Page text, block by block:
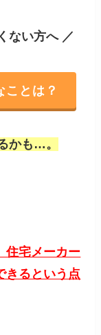
ない方へ ／
ことは？
かも…。
住宅メーカー
きるという点